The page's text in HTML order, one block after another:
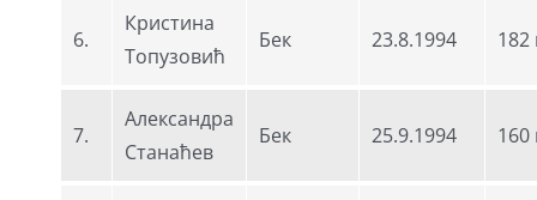
6.
Кристина
Топузовић
Бек 23.8.1994
7.
Александра
Станаћев
Бек 25.9.1994